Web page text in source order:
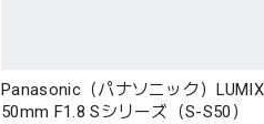
Panasonic（パナソニック）
50mm F1.8 Sシリーズ（S-S50）